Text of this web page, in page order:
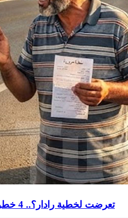
تعرضت لخطية رادار؟.. 4 خطوات باش تسوي وضعيتك